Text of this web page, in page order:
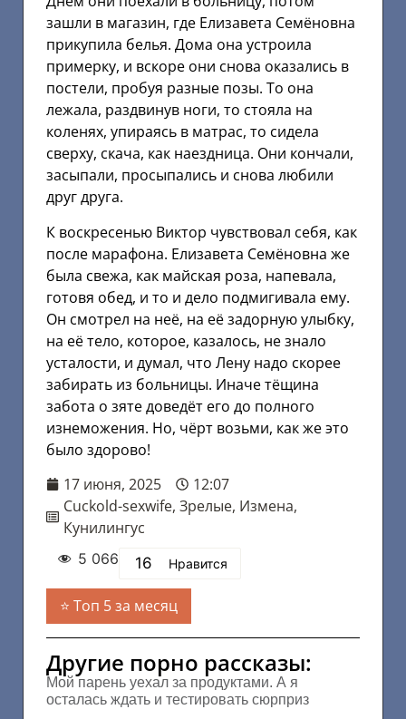
зашли в магазин, где Елизавета Семёновна
прикупила белья. Дома она устроила
примерку, и вскоре они снова оказались в
постели, пробуя разные позы. То она
лежала, раздвинув ноги, то стояла на
коленях, упираясь в матрас, то сидела
сверху, скача, как наездница. Они кончали,
засыпали, просыпались и снова любили
друг друга.
К воскресенью Виктор чувствовал себя, как
после марафона. Елизавета Семёновна же
была свежа, как майская роза, напевала,
готовя обед, и то и дело подмигивала ему.
Он смотрел на неё, на её задорную улыбку,
на её тело, которое, казалось, не знало
усталости, и думал, что Лену надо скорее
забирать из больницы. Иначе тёщина
забота о зяте доведёт его до полного
изнеможения. Но, чёрт возьми, как же это
было здорово!
17 июня, 2025
12:07
Cuckold-sexwife, Зрелые, Измена,
Кунилингус
5 066 16 Нравится
Топ 5 за месяц
Другие порно рассказы:
Мой парень уехал за продуктами. А я
осталась ждать и тестировать сюрприз